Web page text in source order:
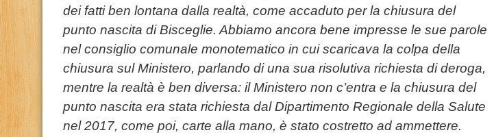
dei fatti ben lontana dalla realtà, come accaduto per la chiusura del
punto nascita di Bisceglie. Abbiamo ancora bene impresse le sue parole
nel consiglio comunale monotematico in cui scaricava la colpa della
chiusura sul Ministero, parlando di una sua risolutiva richiesta di deroga,
mentre la realtà è ben diversa: il Ministero non c’entra e la chiusura del
punto nascita era stata richiesta dal Dipartimento Regionale della Salute
nel 2017, come poi, carte alla mano, è stato costretto ad ammettere.